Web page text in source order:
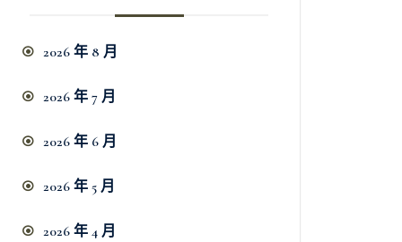
2026 年 8 月
2026 年 7 月
2026 年 6 月
2026 年 5 月
2026 年 4 月